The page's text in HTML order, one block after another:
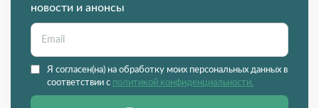
новости и анонсы
Я согласен(на) на обработку моих персональных данных в
соответствии с политикой конфиденциальности.